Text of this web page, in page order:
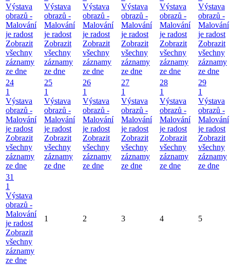
Výstava
obrazů -
Malování
je radost
Zobrazit
všechny
záznamy
ze dne
Výstava
obrazů -
Malování
je radost
Zobrazit
všechny
záznamy
ze dne
Výstava
obrazů -
Malování
je radost
Zobrazit
všechny
záznamy
ze dne
Výstava
obrazů -
Malování
je radost
Zobrazit
všechny
záznamy
ze dne
Výstava
obrazů -
Malování
je radost
Zobrazit
všechny
záznamy
ze dne
Výstava
obrazů -
Malování
je radost
Zobrazit
všechny
záznamy
ze dne
24
1
Výstava
obrazů -
Malování
je radost
Zobrazit
všechny
záznamy
ze dne
25
1
Výstava
obrazů -
Malování
je radost
Zobrazit
všechny
záznamy
ze dne
26
1
Výstava
obrazů -
Malování
je radost
Zobrazit
všechny
záznamy
ze dne
27
1
Výstava
obrazů -
Malování
je radost
Zobrazit
všechny
záznamy
ze dne
28
1
Výstava
obrazů -
Malování
je radost
Zobrazit
všechny
záznamy
ze dne
29
1
Výstava
obrazů -
Malování
je radost
Zobrazit
všechny
záznamy
ze dne
31
1
Výstava
obrazů -
Malování
je radost
Zobrazit
všechny
záznamy
ze dne
1 2 3 4 5